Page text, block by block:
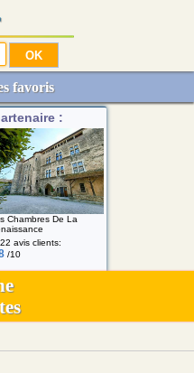
:
Chambres De La
avis clients:
/10
favoris